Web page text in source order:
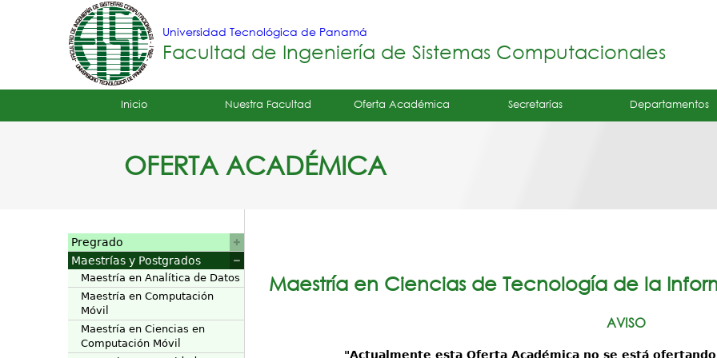
Universidad Tecnológica de Panamá
Facultad de Ingeniería de Sistemas Computacionales
Tropical
Principal
Inicio Nuestra Facultad Oferta Académica Secretarías Departamentos
OFERTA ACADÉMICA
Maestría en Ciencias de Tecnología de la
AVISO
"Actualmente esta Oferta Académica no se está
Pregrado
Maestrías y Postgrados
Maestría en Analítica de Datos
Maestría en Computación
Móvil
Maestría en Ciencias en
Computación Móvil